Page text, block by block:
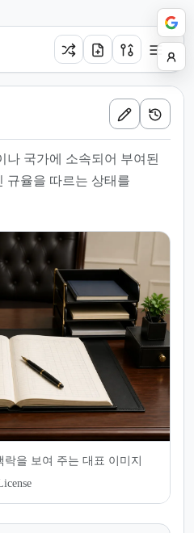
나 국가에 소속되어 부여된
규율을 따르는 상태를
을 보여 주는 대표 이미지